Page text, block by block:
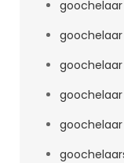
goochelaar